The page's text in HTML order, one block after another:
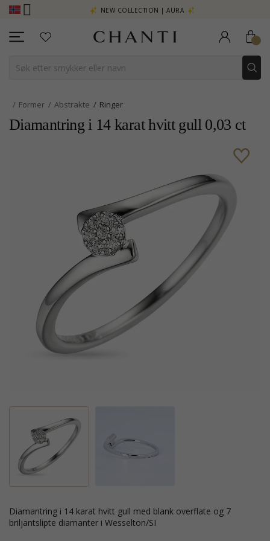
HER NEW COLLECTION | AURA
Former Abstrakte Ringer
Diamantring i 14 karat hvitt gull 0,03 ct
diamantring i 14 karat hvitt gull med blank overflate og 7
briljantslipte diamanter i Wesselton/SI